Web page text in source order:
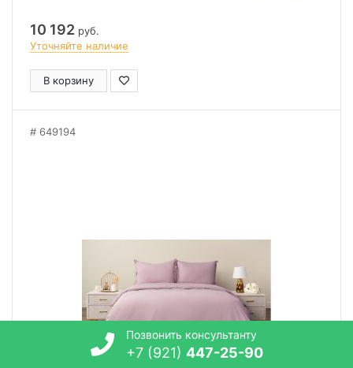
10 192 руб.
Уточняйте наличие
В корзину
649194
Позвонить консультанту
+7 (921) 447-25-90